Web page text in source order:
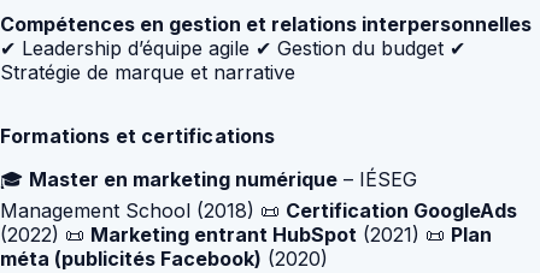
Compétences en gestion et relations interpersonnelles
✔ Leadership d’équipe agile ✔ Gestion du budget ✔
Stratégie de marque et narrative
Formations et certifications
🎓 Master en marketing numérique – IÉSEG
Management School (2018) 📜 Certification GoogleAds
(2022) 📜 Marketing entrant HubSpot (2021) 📜 Plan
méta (publicités Facebook) (2020)